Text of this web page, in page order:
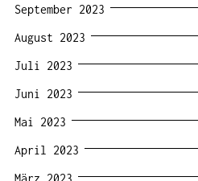
September 2023
August 2023
Juli 2023
Juni 2023
Mai 2023
April 2023
März 2023